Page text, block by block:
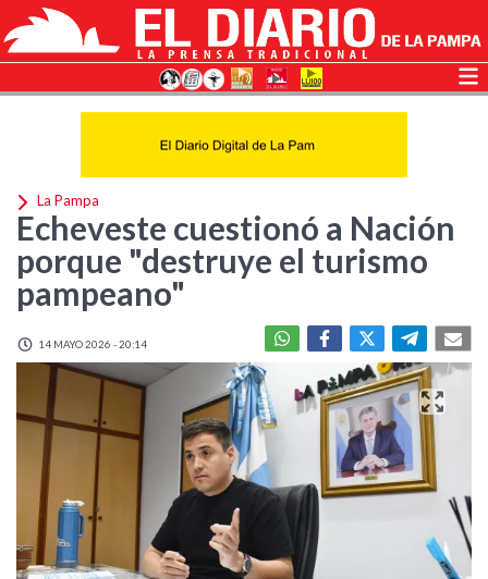
La Pampa
Echeveste cuestionó a Nación
porque "destruye el turismo
pampeano"
14 MAYO 2026 - 20:14